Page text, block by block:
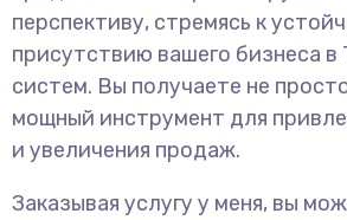
перспективу, стремясь к
присутствию вашего бизнеса
систем. Вы получаете не
мощный инструмент для
и увеличения продаж.
Заказывая услугу у меня, вы